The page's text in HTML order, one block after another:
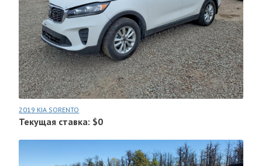
2019 KIA SORENTO
Текущая ставка: $0